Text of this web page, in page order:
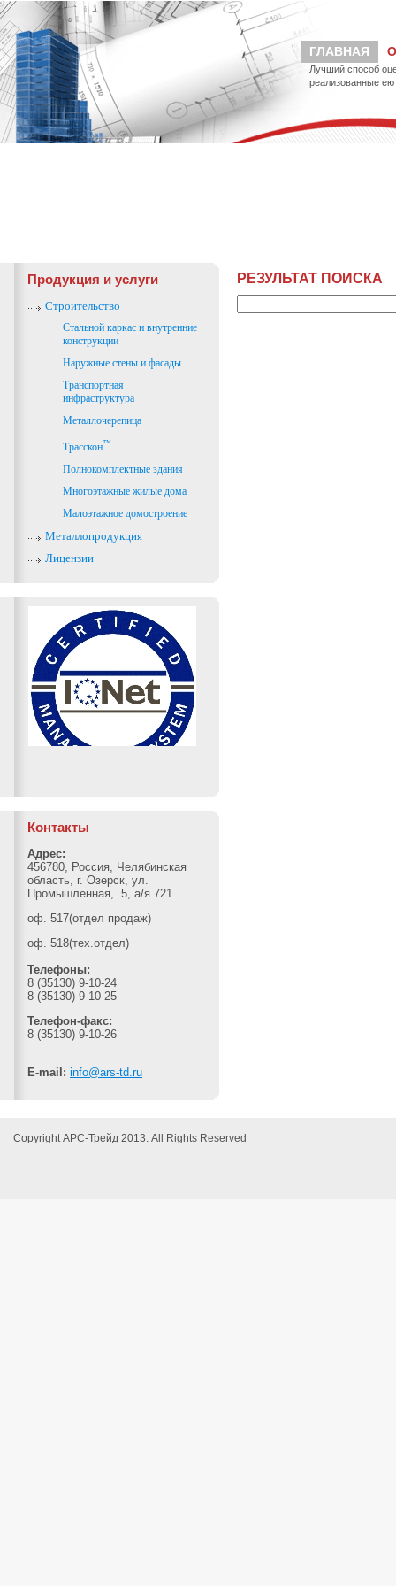
ГЛАВНАЯ
Лучший способ
реализованные ею
Продукция и услуги
Строительство
Стальной каркас и внутренние
конструкции
Наружные стены и фасады
Транспортная
инфраструктура
Металлочерепица
Трасскон™
Полнокомплектные здания
Многоэтажные жилые дома
Малоэтажное домостроение
Металлопродукция
Лицензии
Контакты
Адрес:
456780, Россия, Челябинская
область, г. Озерск, ул.
Промышленная, 5, а/я 721
оф. 517(отдел продаж)
оф. 518(тех.отдел)
Телефоны:
8 (35130) 9-10-24
8 (35130) 9-10-25
Телефон-факс:
8 (35130) 9-10-26
E-mail: info@ars-td.ru
РЕЗУЛЬТАТ ПОИСКА
Copyright АРС-Трейд 2013. All Rights Reserved